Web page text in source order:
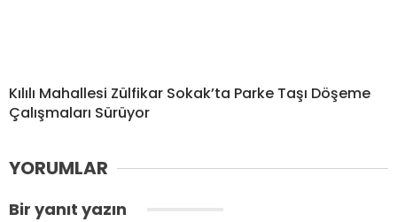
Kılılı Mahallesi Zülfikar Sokak’ta Parke Taşı Döşeme
Çalışmaları Sürüyor
YORUMLAR
Bir yanıt yazın